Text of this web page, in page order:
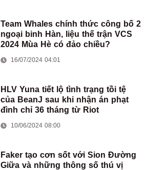
Team Whales chính thức công bố 2
ngoại binh Hàn, liệu thế trận VCS
2024 Mùa Hè có đảo chiều?
16/07/2024 04:01
HLV Yuna tiết lộ tình trạng tồi tệ
của BeanJ sau khi nhận án phạt
đình chỉ 36 tháng từ Riot
10/06/2024 08:00
Faker tạo cơn sốt với Sion Đường
Giữa và những thông số thú vị